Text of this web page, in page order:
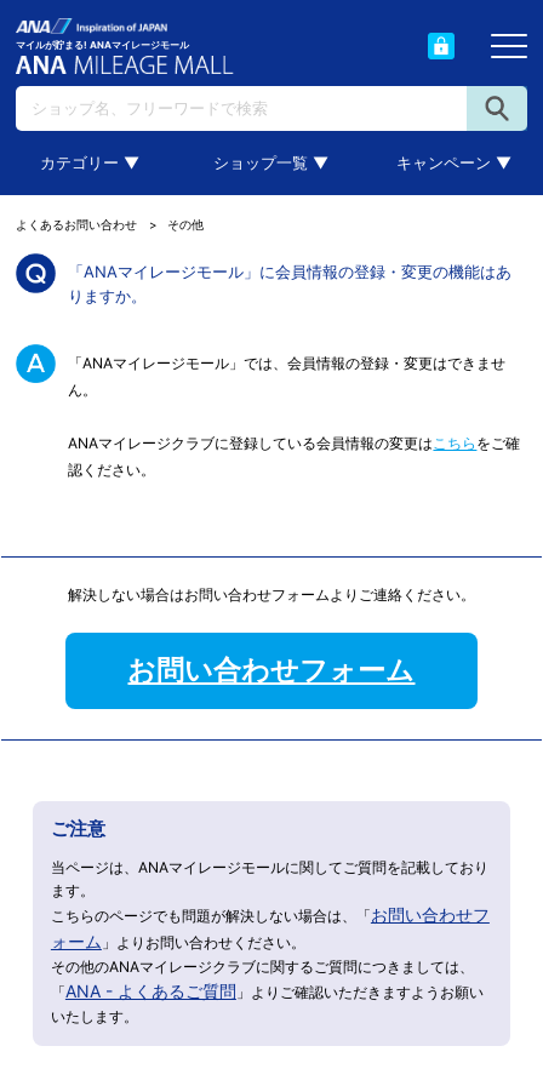
マイルが貯まる! ANAマイレージモール
カテゴリー ▼ ショップ一覧 ▼ キャンペーン ▼
よくあるお問い合わせ その他
「ANAマイレージモール」に会員情報の登録・変更の機能はあ
りますか。
「ANAマイレージモール」では、会員情報の登録・変更はできませ
ん。
ANAマイレージクラブに登録している会員情報の変更は こちら をご確
認ください。
解決しない場合はお問い合わせフォームよりご連絡ください。
お問い合わせフォーム
ご注意
当ページは、ANAマイレージモールに関してご質問を記載しており
ます。
こちらのページでも問題が解決しない場合は、「お問い合わせフ
ォーム 」よりお問い合わせください。
その他のANAマイレージクラブに関するご質問につきましては、
「ANA - よくあるご質問 」よりご確認いただきますようお願い
いたします。